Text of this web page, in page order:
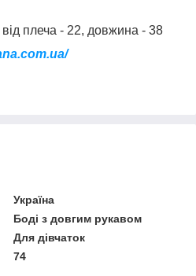
від плеча - 22, довжина - 38
Україна
Боді з довгим рукавом
Для дівчаток
74